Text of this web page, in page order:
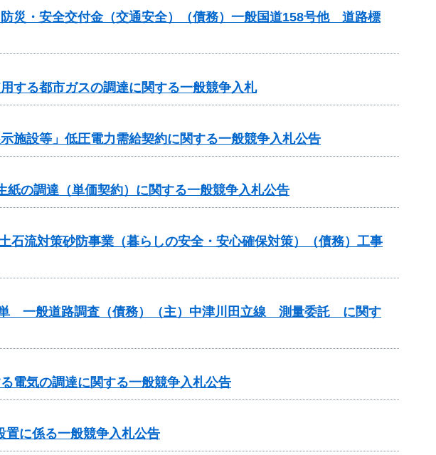
災・安全交付金（交通安全）（債務）一般国道158号他 道路標
する都市ガスの調達に関する一般競争入札
施設等」低圧電力需給契約に関する一般競争入札公告
の調達（単価契約）に関する一般競争入札公告
石流対策砂防事業（暮らしの安全・安心確保対策）（債務）工事
単 一般道路調査（債務）（主）中津川田立線 測量委託 に関す
電気の調達に関する一般競争入札公告
置に係る一般競争入札公告